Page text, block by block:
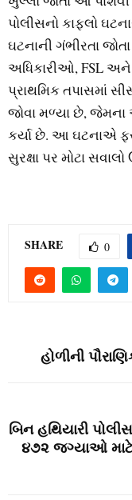
પોલીસનો કાફલો
ઘટનાની ગંભીરતા
અધિકારીઓ, FSL અને
પ્રાથમિક તપાસમાં
જોવા મળ્યા છે, જેમના
કર્યા છે. આ ઘટનાએ
સુરક્ષા પર મોટા સવાલો
SHARE 0
હોળીની
બિન હથિયારી
૪૭૨ જગ્યાઓ માટે